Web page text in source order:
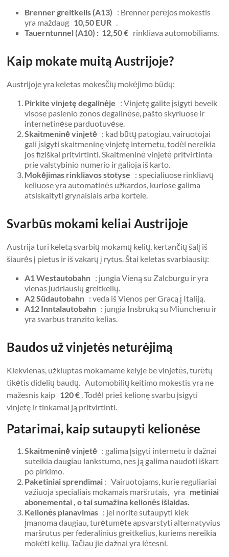
Brenner greitkelis (A13) : Brenner perėjos mokestis
yra maždaug 10,50 EUR .
Tauerntunnel (A10) : 12,50 € rinkliava automobiliams.
Kaip mokate muitą Austrijoje?
Austrijoje yra keletas mokesčių mokėjimo būdų:
Pirkite vinjetę degalinėje : Vinjetę galite įsigyti beveik
visose pasienio zonos degalinėse, pašto skyriuose ir
internetinėse parduotuvėse.
Skaitmeninė vinjetė : kad būtų patogiau, vairuotojai
gali įsigyti skaitmeninę vinjetę internetu, todėl nereikia
jos fiziškai pritvirtinti. Skaitmeninė vinjetė pritvirtinta
prie valstybinio numerio ir galioja iš karto.
Mokėjimas rinkliavos stotyse : specialiuose rinkliavų
keliuose yra automatinės užkardos, kuriose galima
atsiskaityti grynaisiais arba kortele.
Svarbūs mokami keliai Austrijoje
Austrija turi keletą svarbių mokamų kelių, kertančių šalį iš
šiaurės į pietus ir iš vakarų į rytus. Štai keletas svarbiausių:
A1 Westautobahn : jungia Vieną su Zalcburgu ir yra
vienas judriausių greitkelių.
A2 Südautobahn : veda iš Vienos per Gracą į Italiją.
A12 Inntalautobahn : jungia Insbruką su Miunchenu ir
yra svarbus tranzito kelias.
Baudos už vinjetės neturėjimą
Kiekvienas, užkluptas mokamame kelyje be vinjetės, turėtų
tikėtis didelių baudų. Automobilių keitimo mokestis yra ne
mažesnis kaip 120 € . Todėl prieš kelionę svarbu įsigyti
vinjetę ir tinkamai ją pritvirtinti.
Patarimai, kaip sutaupyti kelionėse
Skaitmeninė vinjetė : galima įsigyti internetu ir dažnai
suteikia daugiau lankstumo, nes ją galima naudoti iškart
po pirkimo.
Paketiniai sprendimai : Vairuotojams, kurie reguliariai
važiuoja specialiais mokamais maršrutais, yra metiniai
abonementai , o tai sumažina kelionės išlaidas.
Kelionės planavimas : jei norite sutaupyti kiek
įmanoma daugiau, turėtumėte apsvarstyti alternatyvius
maršrutus per federalinius greitkelius, kuriems nereikia
mokėti kelių. Tačiau jie dažnai yra lėtesni.